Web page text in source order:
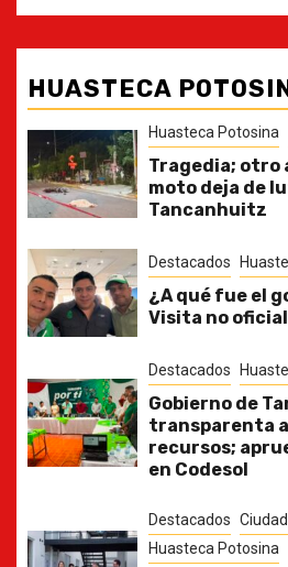
HUASTECA
Huasteca Potosina
Tragedia; otro
moto deja de
Tancanhuitz
Destacados
¿A qué fue el
Visita no oficial
Destacados
Gobierno de
transparenta
recursos;
en Codesol
Destacados
Huasteca Potosina